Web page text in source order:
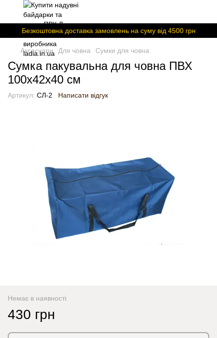
Безкоштовна доставка замовлень на суму вiд 4500 грн
Аксесуари Для човна Сумки для човна
Сумка пакувальна для човна ПВХ
100х42х40 см
Артикул: СЛ-2 Написати відгук
Немає в наявності
430 грн